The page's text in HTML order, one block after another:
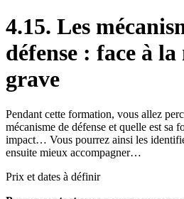
4.15. Les
défense : face à
grave
Pendant cette formation, vous allez
mécanisme de défense et quelle est sa
impact… Vous pourrez ainsi les
ensuite mieux accompagner…
Prix et dates à définir